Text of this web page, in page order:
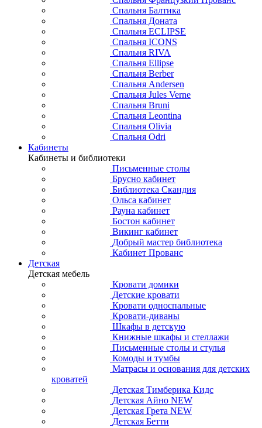
Спальня Балтика
Спальня Доната
Спальня ECLIPSE
Спальня ICONS
Спальня RIVA
Спальня Ellipse
Спальня Berber
Спальня Andersen
Спальня Jules Verne
Спальня Bruni
Спальня Leontina
Спальня Olivia
Спальня Odri
Кабинеты
Кабинеты и библиотеки
Письменные столы
Брусно кабинет
Библиотека Скандия
Ольса кабинет
Рауна кабинет
Бостон кабинет
Викинг кабинет
Добрый мастер библиотека
Кабинет Прованс
Детская
Детская мебель
Кровати домики
Детские кровати
Кровати односпальные
Кровати-диваны
Шкафы в детскую
Книжные шкафы и стеллажи
Письменные столы и стулья
Комоды и тумбы
Матрасы и основания для детских
кроватей
Детская Тимберика Кидс
Детская Айно NEW
Детская Грета NEW
Детская Бетти